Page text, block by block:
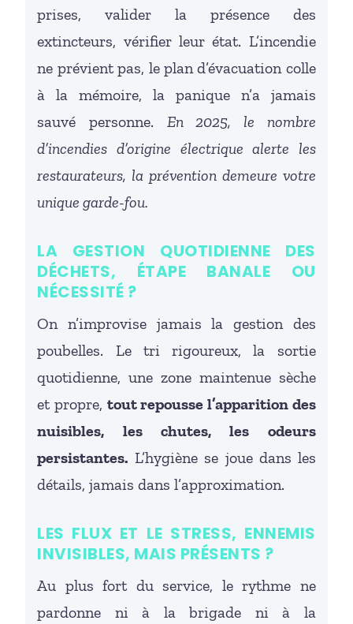
prises, valider la présence des
extincteurs, vérifier leur état. L’incendie
ne prévient pas, le plan d’évacuation colle
à la mémoire, la panique n’a jamais
sauvé personne. En 2025, le nombre
d’incendies d’origine électrique alerte les
restaurateurs, la prévention demeure votre
unique garde-fou.
LA GESTION QUOTIDIENNE DES
DÉCHETS, ÉTAPE BANALE OU
NÉCESSITÉ ?
On n’improvise jamais la gestion des
poubelles. Le tri rigoureux, la sortie
quotidienne, une zone maintenue sèche
et propre, tout repousse l’apparition des
nuisibles, les chutes, les odeurs
persistantes. L’hygiène se joue dans les
détails, jamais dans l’approximation.
LES FLUX ET LE STRESS, ENNEMIS
INVISIBLES, MAIS PRÉSENTS ?
Au plus fort du service, le rythme ne
pardonne ni à la brigade ni à la